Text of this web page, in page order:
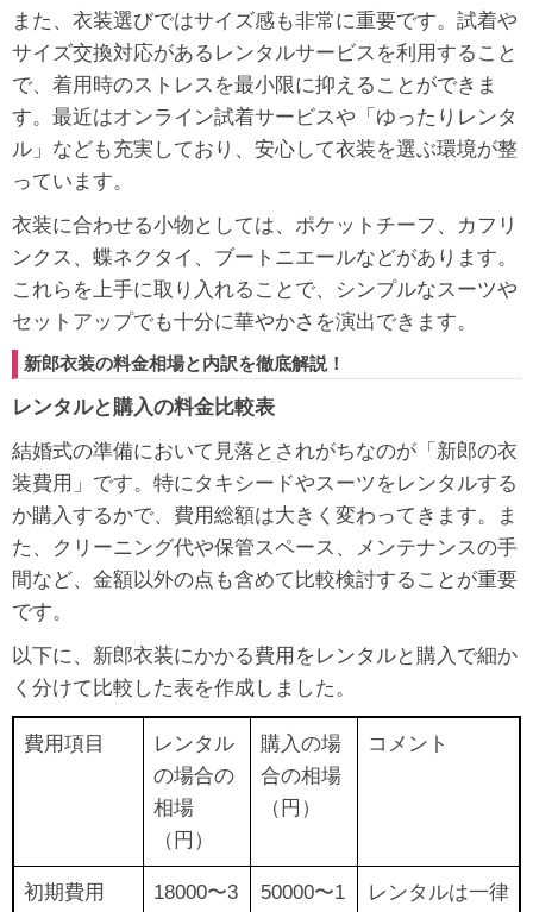
また、衣装選びではサイズ感も非常に重要です。試着や
サイズ交換対応があるレンタルサービスを利用すること
で、着用時のストレスを最小限に抑えることができま
す。最近はオンライン試着サービスや「ゆったりレンタ
ル」なども充実しており、安心して衣装を選ぶ環境が整
っています。
衣装に合わせる小物としては、ポケットチーフ、カフリ
ンクス、蝶ネクタイ、ブートニエールなどがあります。
これらを上手に取り入れることで、シンプルなスーツや
セットアップでも十分に華やかさを演出できます。
新郎衣装の料金相場と内訳を徹底解説！
レンタルと購入の料金比較表
結婚式の準備において見落とされがちなのが「新郎の衣
装費用」です。特にタキシードやスーツをレンタルする
か購入するかで、費用総額は大きく変わってきます。ま
た、クリーニング代や保管スペース、メンテナンスの手
間など、金額以外の点も含めて比較検討することが重要
です。
以下に、新郎衣装にかかる費用をレンタルと購入で細か
く分けて比較した表を作成しました。
費用項目
レンタル
の場合の
相場
（円）
購入の場
合の相場
（円）
コメント
初期費用
18000〜3
50000〜1
レンタルは一律